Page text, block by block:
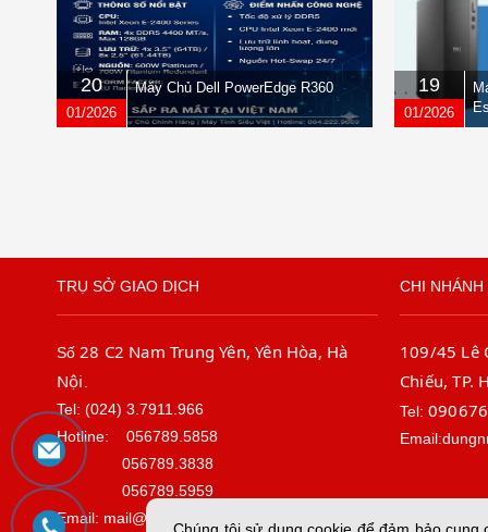
20
01/2026
Máy Chủ Dell PowerEdge R360 19
01/2026
TRỤ SỞ GIAO DỊCH
Số 28 C2 Nam Trung Yên, Yên Hòa, Hà
Nội
Tel: (024) 3.7911.966
Hotline: 056789.5858
056789.3838
056789.5959
Email: mail@sieuviet.vn
CHI NHÁNH
109/45 Lê
Chiếu, TP.
Tel: